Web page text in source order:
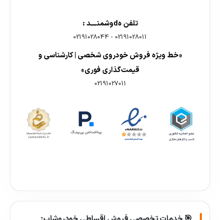
تلفن هdوشمنــــد :
02191028011
-
02191028044
«خط ویژه فروش خودروی شخصی | کارشناسی و
قیمت‌گذاری فوری»
02191027011